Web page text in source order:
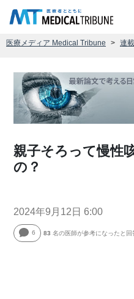
医療メディア Medical Tribune 連
親子そろって慢性
の？
2024年9月12日 6:00
6 83 名の医師が参考になったと回